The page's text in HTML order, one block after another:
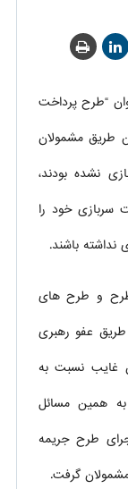
“طرح پرداخت
طریق مشمولان
نشده بودند،
سربازی خود را
باشند.
طرح و طرح های
عفو رهبری
غایب نسبت به
همین مسائل
طرح جریمه
گرفت.